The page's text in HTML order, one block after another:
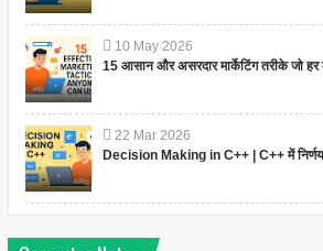
10 May 2026
15 आसान और असरदार मार्केटिंग तरीके जो
22 Mar 2026
Decision Making in C++ | C++ में